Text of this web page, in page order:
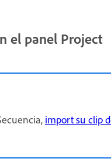
el panel Project
import su clip